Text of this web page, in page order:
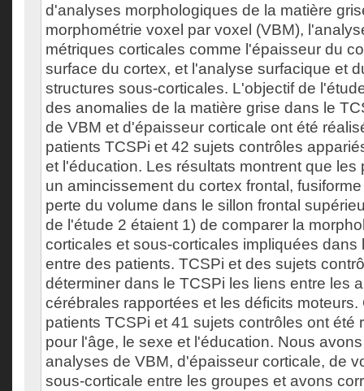
d'analyses morphologiques de la matière
morphométrie voxel par voxel (VBM),
métriques corticales comme l'épaisseur du
surface du cortex, et l'analyse surfacique et
structures sous-corticales. L'objectif de
des anomalies de la matière grise dans le
de VBM et d'épaisseur corticale ont été
patients TCSPi et 42 sujets contrôles
et l'éducation. Les résultats montrent que les
un amincissement du cortex frontal,
perte du volume dans le sillon frontal
de l'étude 2 étaient 1) de comparer la
corticales et sous-corticales impliquées dans
entre des patients. TCSPi et des sujets
déterminer dans le TCSPi les liens entre les
cérébrales rapportées et les déficits moteurs.
patients TCSPi et 41 sujets contrôles ont été
pour l'âge, le sexe et l'éducation. Nous
analyses de VBM, d'épaisseur corticale, de
sous-corticale entre les groupes et avons